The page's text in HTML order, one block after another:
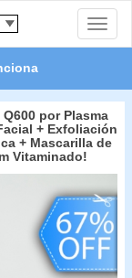
Toggle
por Plasma
+ Exfoliación
+ Mascarilla de
Vitaminado!